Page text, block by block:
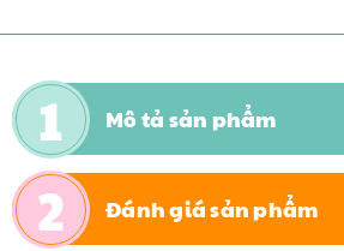
Mô tả sản phẩm
Đánh giá sản phẩm